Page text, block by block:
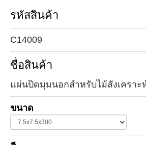
รหัสสินค้า
C14009
ชื่อสินค้า
แผ่นปิดมุมนอกสำหรับไม้สังเคราะ
ขนาด